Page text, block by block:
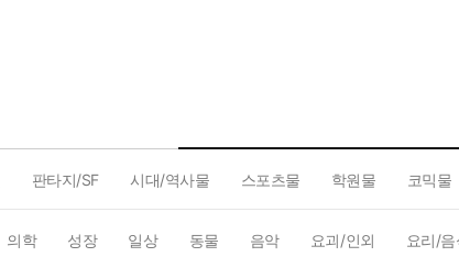
판타지/SF 시대/역사물 스포츠물 학원물 코믹물
의학 성장 일상 동물 음악 요괴/인외 요리/음